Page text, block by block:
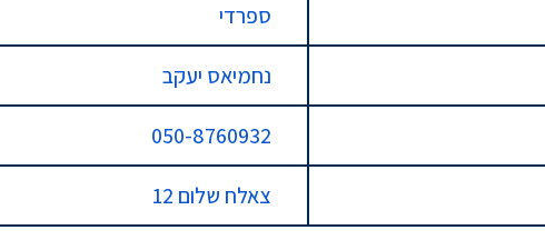
ספרדי
נחמיאס יעקב
050-8760932
צאלח שלום 12